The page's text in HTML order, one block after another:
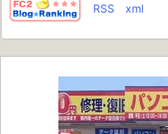
RSS xml